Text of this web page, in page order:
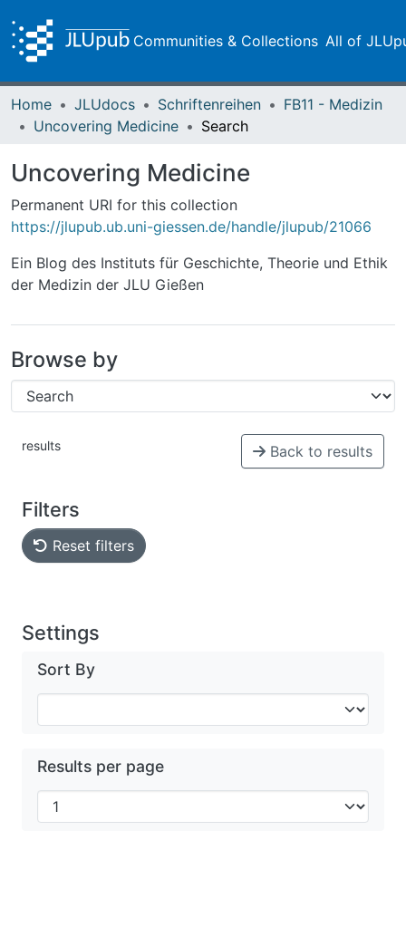
Communities & Collections All of
Home JLUdocs Schriftenreihen
FB11 - Medizin
Uncovering Medicine
Search
Uncovering Medicine
Permanent URI for this collection
https://jlupub.ub.uni-giessen.de/handle/jlupub/21066
Ein Blog des Instituts für Geschichte, Theorie und Ethik
der Medizin der JLU Gießen
Browse by
results Back to results
Filters
Reset filters
Settings
Sort By
Results per page